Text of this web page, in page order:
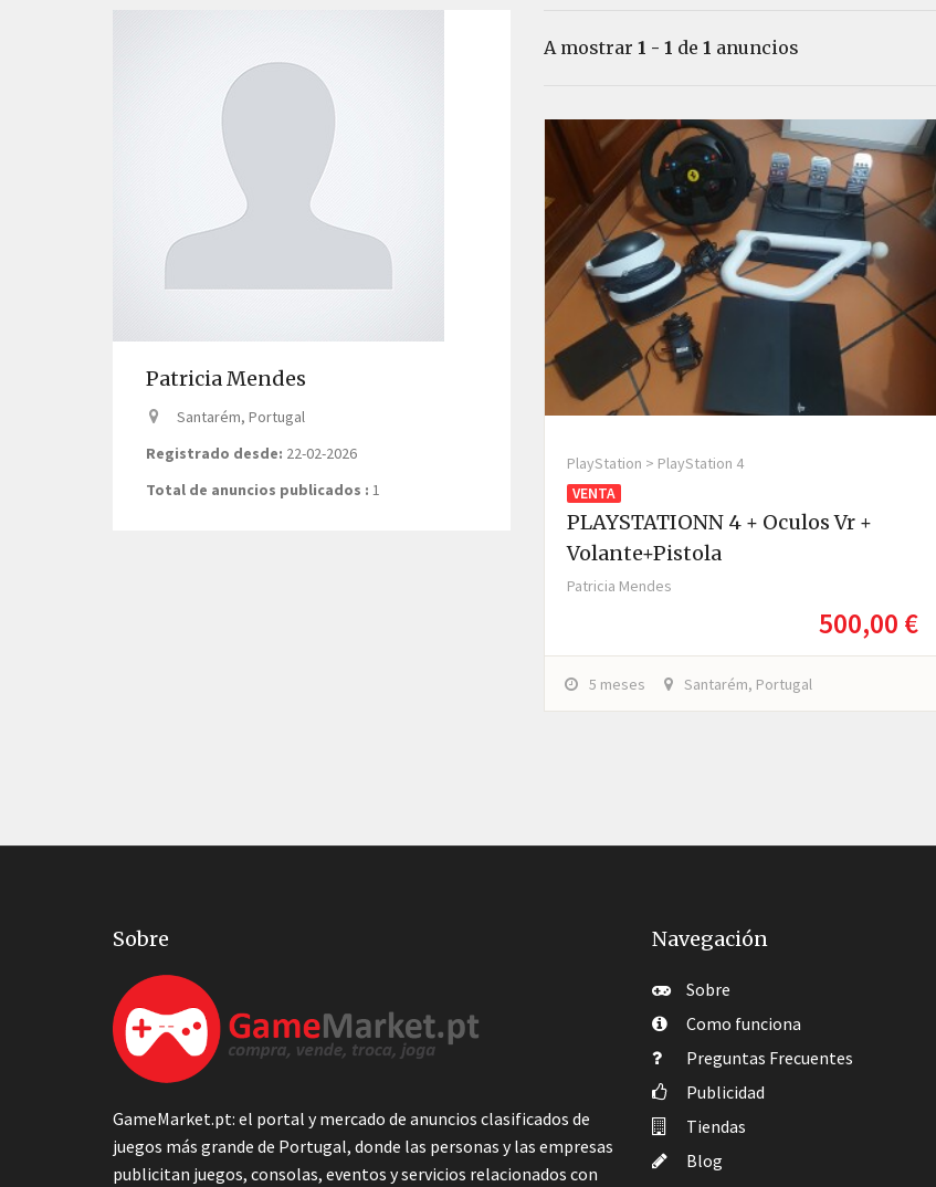
Patricia Mendes
Santarém, Portugal
Registrado desde: 22-02-2026
Total de anuncios publicados : 1
A mostrar 1 - 1 de 1 anuncios
PlayStation > PlayStation 4
VENTA
PLAYSTATIONN 4 + Oculos Vr +
Volante+pistola
Patricia Mendes
500,00 €
5 meses Santarém, Portugal
Sobre
GameMarket.pt: el portal y mercado de anuncios clasificados de
juegos más grande de Portugal, donde las personas y las empresas
publicitan juegos, consolas, eventos y servicios relacionados con
Navegación
Sobre
Como funciona
Preguntas Frecuentes
Publicidad
Tiendas
Blog